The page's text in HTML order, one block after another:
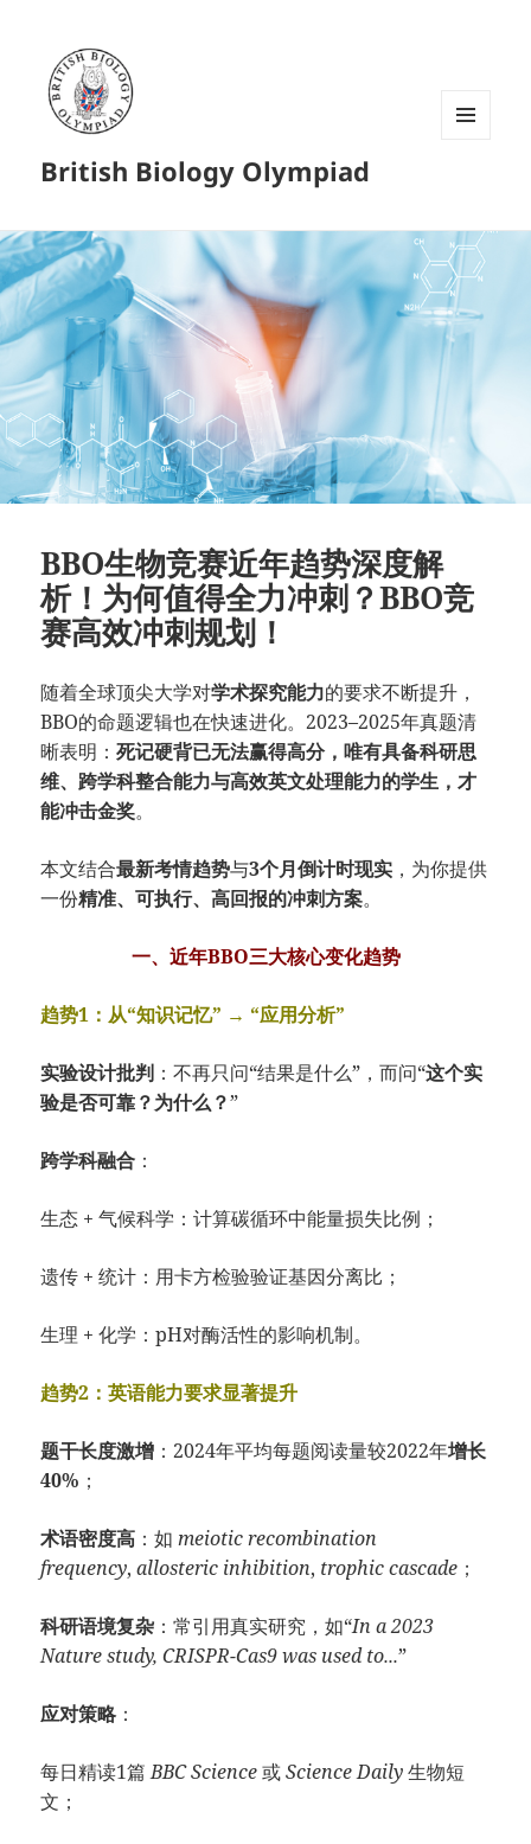
British Biology Olympiad
BBO生物竞赛近年趋势深度解
析！为何值得全力冲刺？BBO竞
赛高效冲刺规划！
随着全球顶尖大学对学术探究能力的要求不断提升，
BBO的命题逻辑也在快速进化。2023–2025年真题清
晰表明：死记硬背已无法赢得高分，唯有具备科研思
维、跨学科整合能力与高效英文处理能力的学生，才
能冲击金奖。
本文结合最新考情趋势与3个月倒计时现实 ，为你提供
一份精准、可执行、高回报的冲刺方案。
一、近年BBO三大核心变化趋势
趋势1：从“知识记忆” → “应用分析”
实验设计批判 ：不再只问“结果是什么”，而问“这个实
验是否可靠？为什么？”
跨学科融合 ：
生态 + 气候科学：计算碳循环中能量损失比例；
遗传 + 统计：用卡方检验验证基因分离比；
生理 + 化学：pH对酶活性的影响机制。
趋势2：英语能力要求显著提升
题干长度激增 ：2024年平均每题阅读量较2022年增长
40% ；
术语密度高 ：如meiotic recombination
frequency,allosteric inhibition, trophic cascade ；
科研语境复杂 ：常引用真实研究，如“In a 2023
Nature study, CRISPR-Cas9 was used to...”
应对策略：
每日精读1篇BBC Science或Science Daily生物短
文；